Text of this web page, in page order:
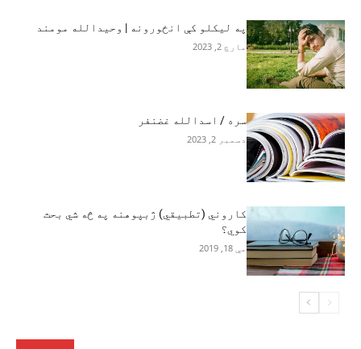
په لیکلو کې انځورونه | وحیدالله مومند
مارچ 2, 2023
سره / اسدالله غضنفر
دسمبر 2, 2023
کاروني (تطبیقي) ژبپوهنه په څه شي بحث
کوي؟
مې 18, 2019